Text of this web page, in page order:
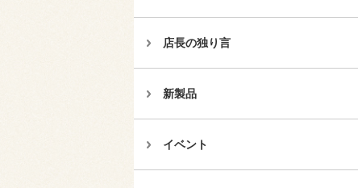
店長の独り言
新製品
イベント